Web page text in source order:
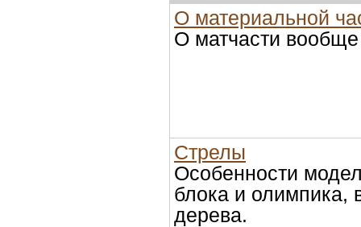
О материальной
О матчасти вообще
Стрелы
Особенности
блока и олимпика,
дерева.